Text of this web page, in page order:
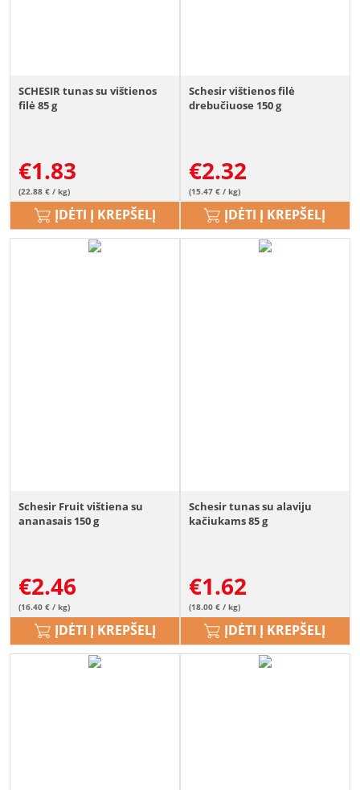
SCHESIR tunas su vištienos
filė 85 g
€1.83
(22.88 € / kg)
ĮDĖTI Į KREPŠELĮ
Schesir vištienos filė
drebučiuose 150 g
€2.32
(15.47 € / kg)
ĮDĖTI Į KREPŠELĮ
Schesir Fruit vištiena su
ananasais 150 g
€2.46
(16.40 € / kg)
ĮDĖTI Į KREPŠELĮ
Schesir tunas su alaviju
kačiukams 85 g
€1.62
(18.00 € / kg)
ĮDĖTI Į KREPŠELĮ